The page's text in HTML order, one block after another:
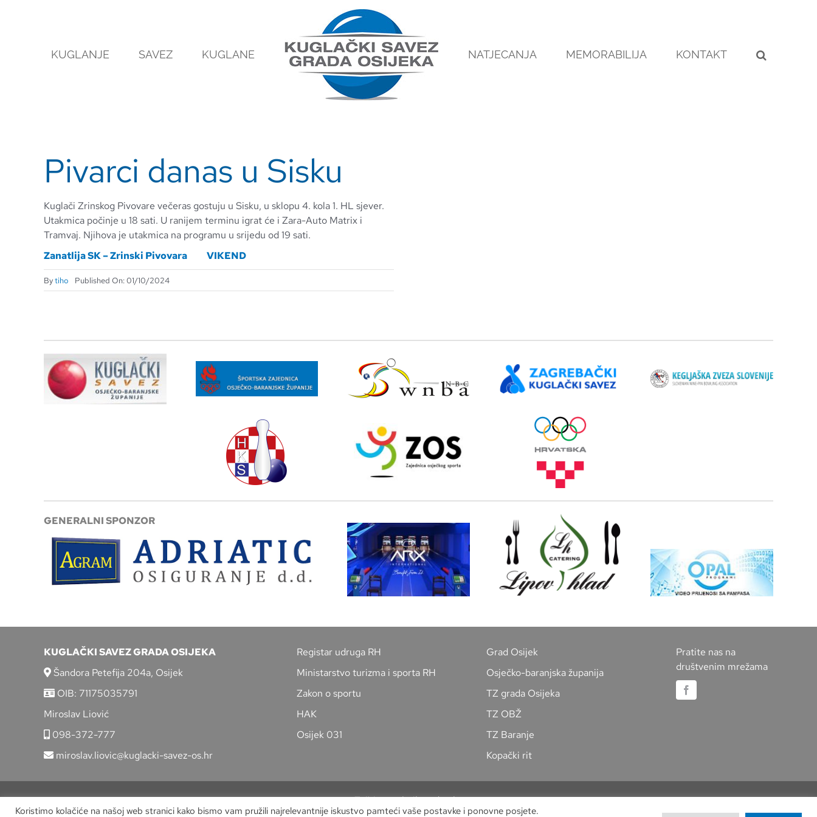
KUGLANJE
SAVEZ KUGLANE NATJECANJA MEMORABILIJA KONTAKT
Pivarci danas u Sisku
Kuglači Zrinskog Pivovare večeras gostuju u Sisku, u sklopu 4. kola 1. HL sjever.
Utakmica počinje u 18 sati. U ranijem terminu igrat će i Zara-Auto Matrix i
Tramvaj. Njihova je utakmica na programu u srijedu od 19 sati.
Zanatlija SK – Zrinski Pivovara
VIKEND
Bytiho Published On: 01/10/2024
GENERALNI SPONZOR
KUGLAČKI SAVEZ GRADA OSIJEKA
Šandora Petefija 204a, Osijek
OIB: 71175035791
Miroslav Liović
098-372-777
miroslav.liovic@kuglacki-savez-os.hr
Registar udruga RH
Ministarstvo turizma i sporta RH
Zakon o sportu
HAK
Osijek 031
Grad Osijek
Osječko-baranjska županija
TZ grada Osijeka
TZ OBŽ
TZ Baranje
Kopački rit
Pratite nas na
društvenim mrežama
Zaštita osobnih podataka
Koristimo kolačiće na našoj web stranici kako bismo vam pružili najrelevantnije iskustvo pamteći vaše postavke i ponovne posjete.